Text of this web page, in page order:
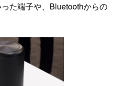
た端子や、Bluetoothからの